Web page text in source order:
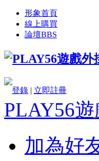
形象首頁
線上購買
論壇BBS
登錄 | 立即註冊
PLAY56
加為好